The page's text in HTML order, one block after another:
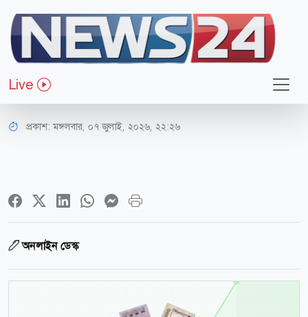
Live
জাতীয়
মন্ত্রিসভায় যাচ্ছে নবম পে-স্কেল, যে হারে
বাড়বে বেতন
প্রকাশ:মঙ্গলবার, ০৭ জুলাই, ২০২৬, ২২:২৬
অনলাইন ডেস্ক